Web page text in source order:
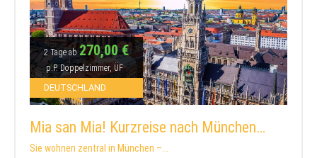
2 Tage ab270,00 €
p.P. Doppelzimmer, ÜF
DEUTSCHLAND
Mia san Mia! Kurzreise nach München…
Sie wohnen zentral in München –...